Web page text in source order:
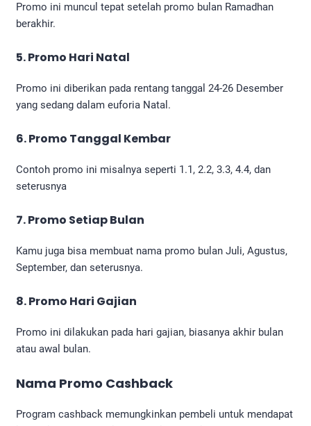
Promo ini muncul tepat setelah promo bulan Ramadhan
berakhir.
5. Promo Hari Natal
Promo ini diberikan pada rentang tanggal 24-26 Desember
yang sedang dalam euforia Natal.
6. Promo Tanggal Kembar
Contoh promo ini misalnya seperti 1.1, 2.2, 3.3, 4.4, dan
seterusnya
7. Promo Setiap Bulan
Kamu juga bisa membuat nama promo bulan Juli, Agustus,
September, dan seterusnya.
8. Promo Hari Gajian
Promo ini dilakukan pada hari gajian, biasanya akhir bulan
atau awal bulan.
Nama Promo Cashback
Program cashback memungkinkan pembeli untuk mendapat